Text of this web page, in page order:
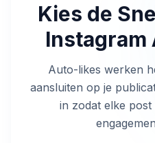
Kies de
Instagram
Auto-likes werken
aansluiten op je
in zodat elke post